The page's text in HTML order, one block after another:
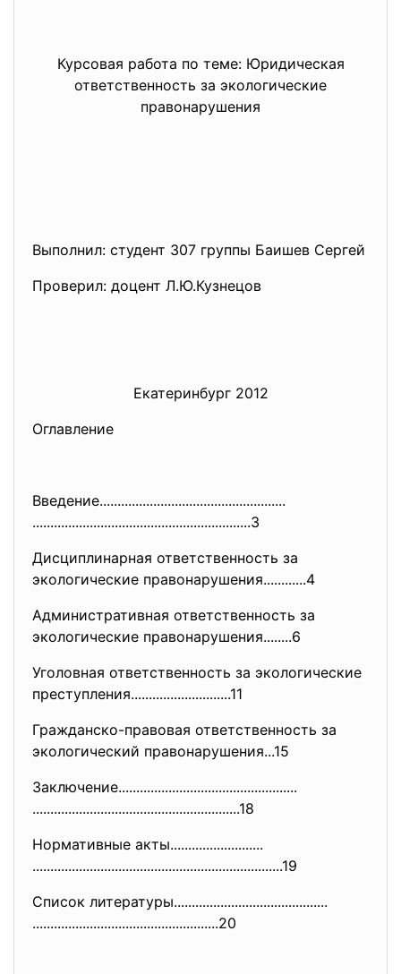
Курсовая работа по теме: Юридическая
ответственность за экологические
правонарушения
Выполнил: студент 307 группы Баишев Сергей
Проверил: доцент Л.Ю.Кузнецов
Екатеринбург 2012
Оглавление
Введение....................................................
.............................................................3
Дисциплинарная ответственность за
экологические правонарушения............4
Административная ответственность за
экологические правонарушения........6
Уголовная ответственность за экологические
преступления............................11
Гражданско-правовая ответственность за
экологический правонарушения...15
Заключение..................................................
..........................................................18
Нормативные акты..........................
......................................................................19
Список литературы...........................................
....................................................20